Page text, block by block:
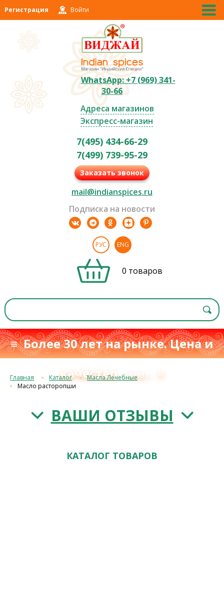
Регистрация Войти
WhatsApp: +7 (969) 341-
30-66
Адреса магазинов
Экспресс-магазин
7(495) 434-66-29
7(499) 739-95-29
Заказать звонок
mail@indianspices.ru
Подписка на новости
РУС ENG
0 товаров
≡ Более 30 лет на рынке. Цена и
качествос 1993 г. ≡
Главная Каталог
Масла Лечебные
Масло расторопши
ВАШИ ОТЗЫВЫ
КАТАЛОГ ТОВАРОВ